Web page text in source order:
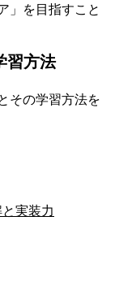
」を目指すこと
習方法
その学習方法を
実装力